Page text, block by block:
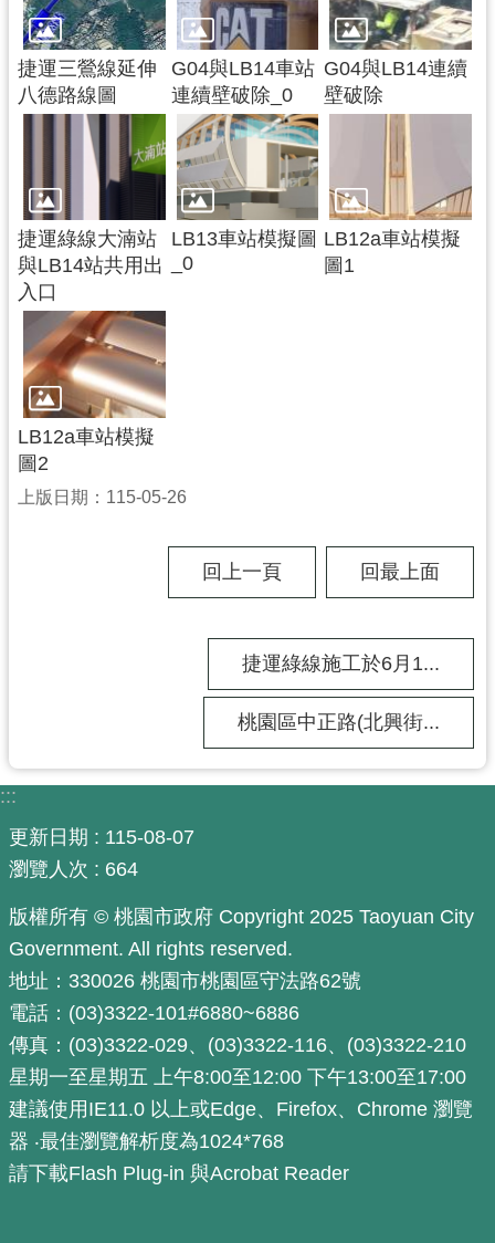
告
市
府
官
N
E
捷
運
怎
麼
去
？
捷運三鶯線延伸
八德路線圖
G04與LB14車站
連續壁破除_0
G04與LB14連續
壁破除
捷運綠線大湳站
與LB14站共用出
入口
LB13車站模擬圖
_0
LB12a車站模擬
圖1
LB12a車站模擬
圖2
上版日期：115-05-26
回上一頁 回最上面
捷運綠線施工於6月1...
桃園區中正路(北興街...
:::
更新日期
115-08-07
瀏覽人次
664
版權所有 © 桃園市政府 Copyright 2025 Taoyuan City
Government. All rights reserved.
地址：330026 桃園市桃園區守法路62號
電話：(03)3322-101#6880~6886
傳真：(03)3322-029、(03)3322-116、(03)3322-210
星期一至星期五 上午8:00至12:00 下午13:00至17:00
建議使用IE11.0 以上或Edge、Firefox、Chrome 瀏覽
器 ‧最佳瀏覽解析度為1024*768
請下載Flash Plug-in 與Acrobat Reader